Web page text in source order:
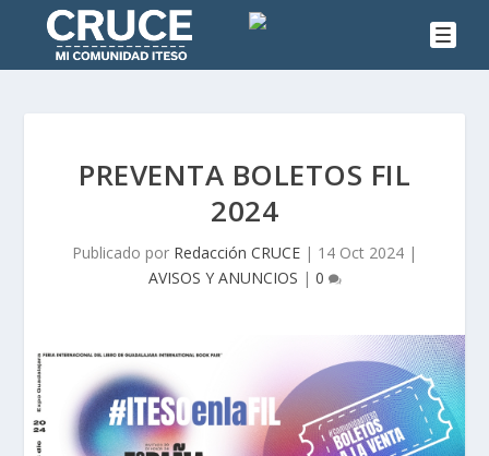
PREVENTA BOLETOS FIL
2024
Publicado por Redacción CRUCE | 14 Oct 2024 |
AVISOS Y ANUNCIOS | 0